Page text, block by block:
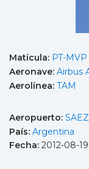
Matícula: PT-MVP
Aeronave: Airbus
Aerolínea: TAM
Aeropuerto:
País: Argentina
Fecha: 2012-08-19